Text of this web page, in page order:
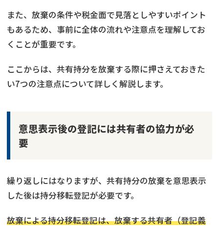
また、放棄の条件や税金面で見落としやすいポイント
もあるため、事前に全体の流れや注意点を理解してお
くことが重要です。
ここからは、共有持分を放棄する際に押さえておきた
い7つの注意点について詳しく解説します。
意思表示後の登記には共有者の協力が必
要
繰り返しにはなりますが、共有持分の放棄を意思表示
した後は持分移転登記が必要です。
放棄による持分移転登記は、放棄する共有者（登記義